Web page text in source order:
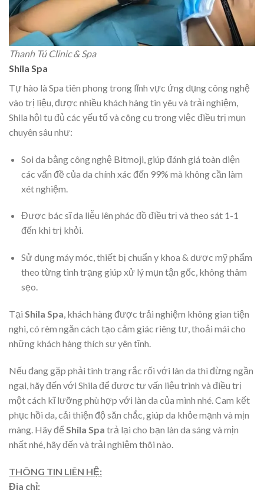
Thanh Tú Clinic & Spa
Shila Spa
Tự hào là Spa tiên phong trong lĩnh vực ứng dụng công nghệ
vào trị liệu, được nhiều khách hàng tin yêu và trải nghiệm,
Shila hội tụ đủ các yếu tố và công cụ trong việc điều trị mụn
chuyên sâu như:
Soi da bằng công nghệ Bitmoji, giúp đánh giá toàn diện
các vấn đề của da chính xác đến 99% mà không cần làm
xét nghiệm.
Được bác sĩ da liễu lên phác đồ điều trị và theo sát 1-1
đến khi trị khỏi.
Sử dụng máy móc, thiết bị chuẩn y khoa & dược mỹ phẩm
theo từng tình trạng giúp xử lý mụn tận gốc, không thâm
sẹo.
Tại Shila Spa, khách hàng được trải nghiệm không gian tiện
nghi, có rèm ngăn cách tạo cảm giác riêng tư, thoải mái cho
những khách hàng thích sự yên tĩnh.
Nếu đang gặp phải tình trạng rắc rối với làn da thì đừng ngần
ngại, hãy đến với Shila để được tư vấn liệu trình và điều trị
một cách kĩ lưỡng phù hợp với làn da của mình nhé. Cam kết
phục hồi da, cải thiện độ săn chắc, giúp da khỏe mạnh và mịn
màng. Hãy để Shila Spa trả lại cho bạn làn da sáng và mịn
nhất nhé, hãy đến và trải nghiệm thôi nào.
THÔNG TIN LIÊN HỆ:
Địa chỉ: